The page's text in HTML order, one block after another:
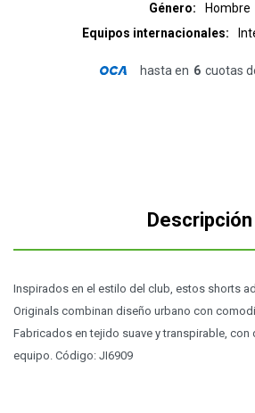
Género
Hombre
Equipos internacionales
hasta en 6 cuotas
Descripción
Inspirados en el estilo del club, estos shorts
Originals combinan diseño urbano con
Fabricados en tejido suave y transpirable, con
equipo. Código: JI6909